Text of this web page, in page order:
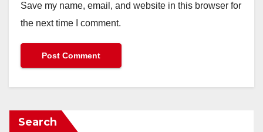
Save my name, email, and website in this browser for
the next time I comment.
Search